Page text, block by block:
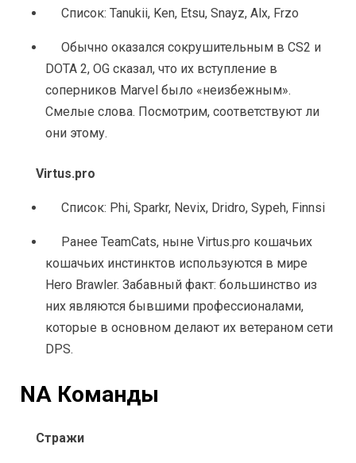
Список: Tanukii, Ken, Etsu, Snayz, Alx, Frzo
Обычно оказался сокрушительным в CS2 и
DOTA 2, OG сказал, что их вступление в
соперников Marvel было «неизбежным».
Смелые слова. Посмотрим, соответствуют ли
они этому.
Virtus.pro
Список: Phi, Sparkr, Nevix, Dridro, Sypeh, Finnsi
Ранее TeamCats, ныне Virtus.pro кошачьих
кошачьих инстинктов используются в мире
Hero Brawler. Забавный факт: большинство из
них являются бывшими профессионалами,
которые в основном делают их ветераном сети
DPS.
NA Команды
Стражи